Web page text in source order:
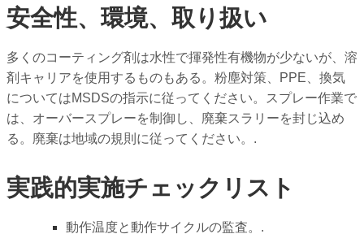
安全性、環境、取り扱い
多くのコーティング剤は水性で揮発性有機物が少ないが、溶
剤キャリアを使用するものもある。粉塵対策、PPE、換気
についてはMSDSの指示に従ってください。スプレー作業で
は、オーバースプレーを制御し、廃棄スラリーを封じ込め
る。廃棄は地域の規則に従ってください。.
実践的実施チェックリスト
動作温度と動作サイクルの監査。.